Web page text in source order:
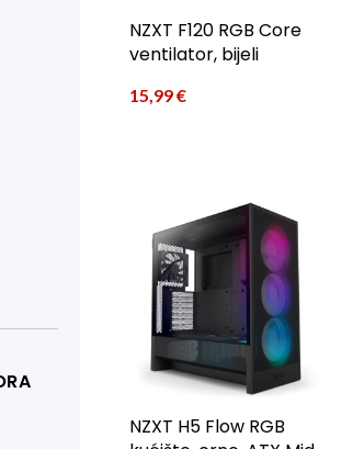
NZXT F120 RGB Core
ventilator, bijeli
15,99€
NZXT H5 Flow RGB